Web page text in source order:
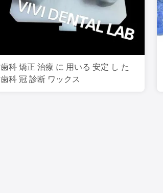
歯科 矯正 治療 に 用いる 安定 し た
歯科 冠 診断 ワックス